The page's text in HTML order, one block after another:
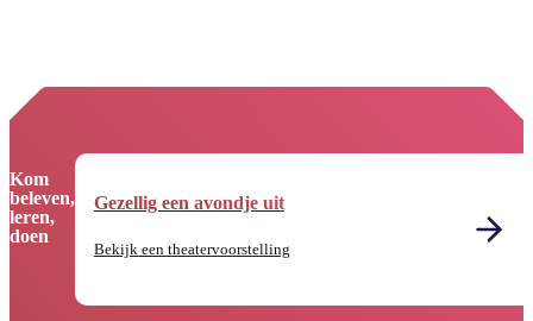
Kom
beleven,
leren,
doen
Gezellig een avondje uit
Bekijk een theatervoorstelling